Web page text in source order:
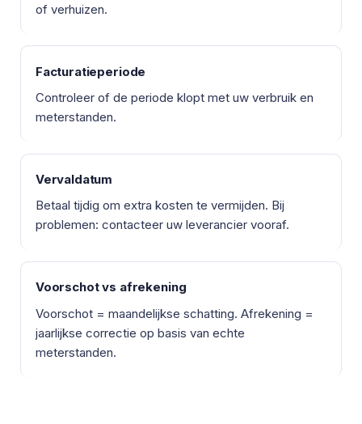
of verhuizen.
Facturatieperiode
Controleer of de periode klopt met uw verbruik en
meterstanden.
Vervaldatum
Betaal tijdig om extra kosten te vermijden. Bij
problemen: contacteer uw leverancier vooraf.
Voorschot vs afrekening
Voorschot = maandelijkse schatting. Afrekening =
jaarlijkse correctie op basis van echte
meterstanden.